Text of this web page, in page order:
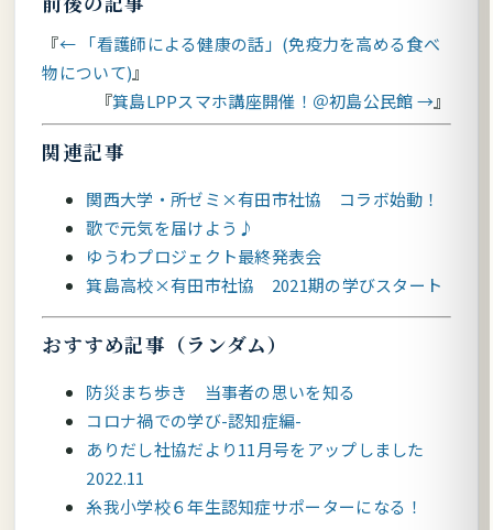
← 「看護師による健康の話」(免疫力を高める食べ
物について)
箕島LPPスマホ講座開催！＠初島公民館 →
関連記事
関西大学・所ゼミ×有田市社協 コラボ始動！
歌で元気を届けよう♪
ゆうわプロジェクト最終発表会
箕島高校×有田市社協 2021期の学びスタート
おすすめ記事（ランダム）
防災まち歩き 当事者の思いを知る
コロナ禍での学び-認知症編-
ありだし社協だより11月号をアップしました
2022.11
糸我小学校６年生認知症サポーターになる！